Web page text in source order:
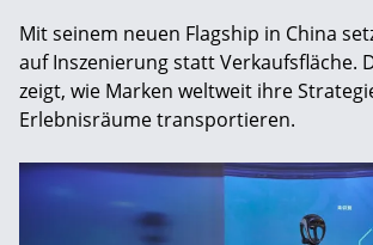
Mit seinem neuen Flagship in China
auf Inszenierung statt Verkaufsfläche.
zeigt, wie Marken weltweit ihre
Erlebnisräume transportieren.